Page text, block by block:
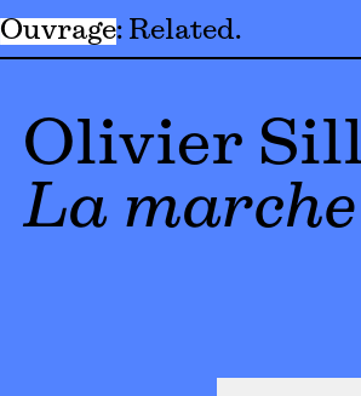
Ouvrage Related
Olivier
La